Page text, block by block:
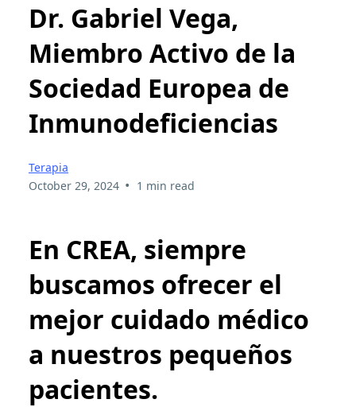
Dr. Gabriel Vega,
Miembro Activo de la
Sociedad Europea de
Inmunodeficiencias
Terapia
October 29, 2024 • 1 min read
En CREA, siempre
buscamos ofrecer el
mejor cuidado médico
a nuestros pequeños
pacientes.